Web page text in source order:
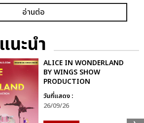
อ่านต่อ
แนะนำ
ALICE IN WONDERLAND
BY WINGS SHOW
PRODUCTION
วันที่แสดง :
26/09/26